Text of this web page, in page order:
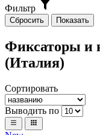
Фильтр
Фиксаторы и
(Италия)
Сортировать
Выводить по